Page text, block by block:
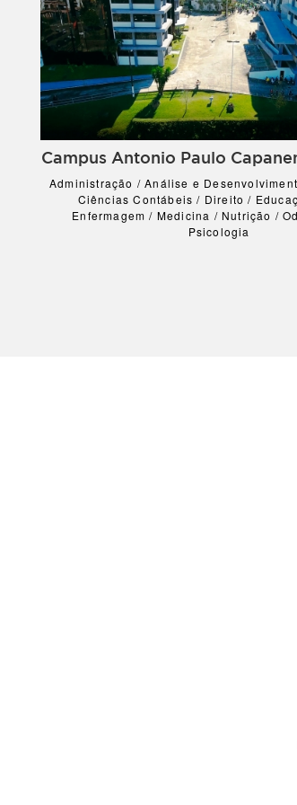
Campus Antonio Paulo
Administração / Análise e
Ciências Contábeis / Direito /
Enfermagem / Medicina / Nutrição /
Psicologia